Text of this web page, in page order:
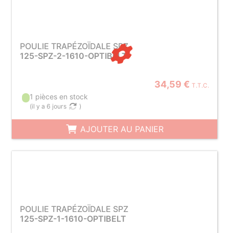
POULIE TRAPÉZOÏDALE SPZ
125-SPZ-2-1610-OPTIBELT
34,59 € T.T.C.
1 pièces en stock
(il y a 6 jours )
AJOUTER AU PANIER
POULIE TRAPÉZOÏDALE SPZ
125-SPZ-1-1610-OPTIBELT